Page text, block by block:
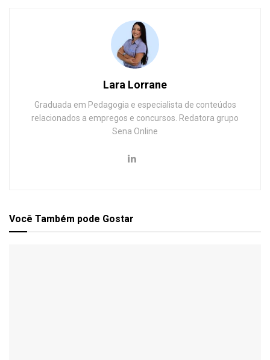
Lara Lorrane
Graduada em Pedagogia e especialista de conteúdos
relacionados a empregos e concursos. Redatora grupo
Sena Online
Você Também pode Gostar